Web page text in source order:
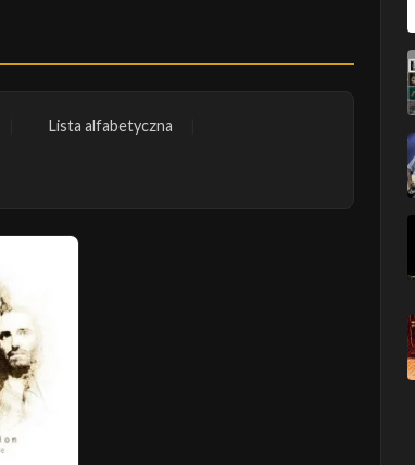
Lista alfabetyczna